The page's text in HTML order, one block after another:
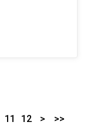
11 12 > >>